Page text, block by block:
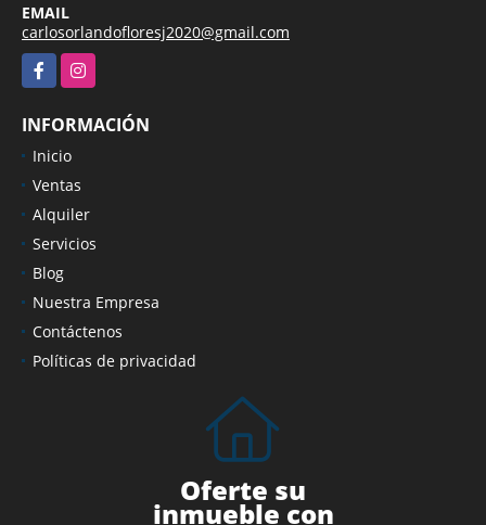
EMAIL
carlosorlandofloresj2020@gmail.com
FacebookInstagram
INFORMACIÓN
Inicio
Ventas
Alquiler
Servicios
Blog
Nuestra Empresa
Contáctenos
Políticas de privacidad
Oferte su
inmueble con